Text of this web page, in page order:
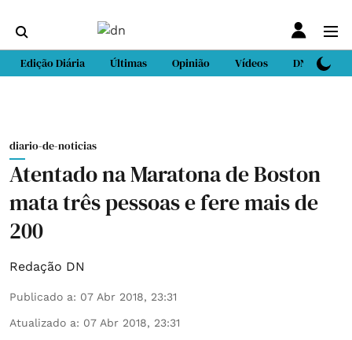
Edição Diária Últimas Opinião Vídeos DN Sport
diario-de-noticias
Atentado na Maratona de Boston
mata três pessoas e fere mais de
200
Redação DN
Publicado a: 07 Abr 2018, 23:31
Atualizado a: 07 Abr 2018, 23:31